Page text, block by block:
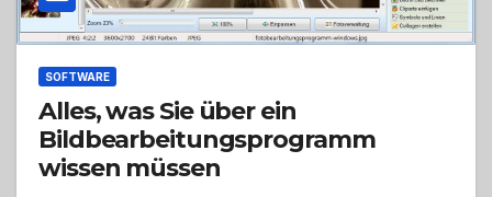
SOFTWARE
Alles, was Sie über ein
Bildbearbeitungsprogramm
wissen müssen